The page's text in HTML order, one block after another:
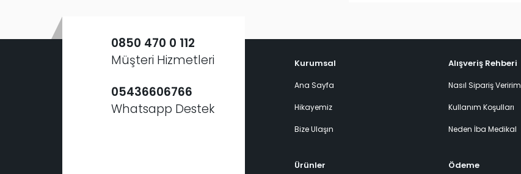
0850 470 0 112
Müşteri Hizmetleri
05436606766
Whatsapp Destek
Kurumsal
Ana Sayfa
Hikayemiz
Bize Ulaşın
Alışveriş Rehberi
Nasıl Sipariş Veririm
Kullanım Koşulları
Neden İba Medikal
Ürünler Ödeme